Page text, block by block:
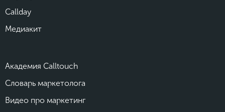
Callday
Медиакит
Академия Calltouch
Словарь маркетолога
Видео про маркетинг